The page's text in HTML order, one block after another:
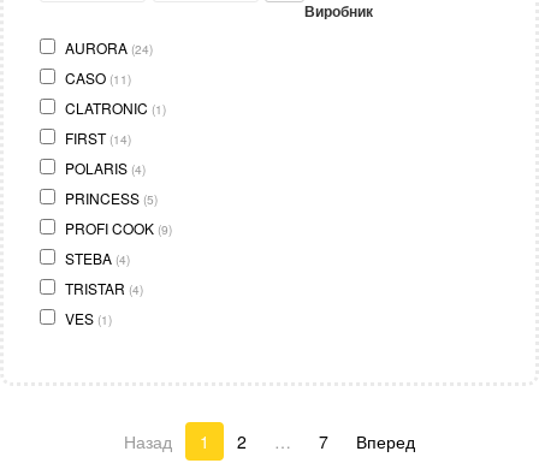
Виробник
AURORA (24)
CASO (11)
CLATRONIC (1)
FIRST (14)
POLARIS (4)
PRINCESS (5)
PROFI COOK (9)
STEBA (4)
TRISTAR (4)
VES (1)
Назад 1 2 … 7 Вперед